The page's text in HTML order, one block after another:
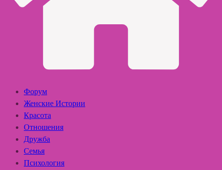
Форум
Женские Истории
Красота
Отношения
Дружба
Семья
Психология